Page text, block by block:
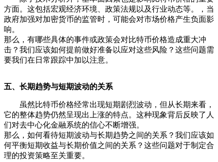
方面。这包括宏观经济环境、政策法规以及行业动态等。，当
政府加强对加密货币的监管时，可能会对市场价格产生负面影
响。
那么，有哪些具体的事件或政策会对比特币价格造成重大冲
击？我们应该如何提前做好准备以应对这些风险？这些问题需
要我们在日常跟踪中加以注意。
五、长期趋势与短期波动的关系
虽然比特币价格经常出现短期剧烈波动，但从长期来看，
它的整体趋势仍然呈现出上涨的特点。这种现象背后反映了人
们对去中心化金融系统的信心不断增强。
那么，如何看待短期波动与长期趋势之间的关系？我们应该如
何平衡短期收益与长期价值之间的关系？这些问题对于制定合
理的投资策略至关重要。